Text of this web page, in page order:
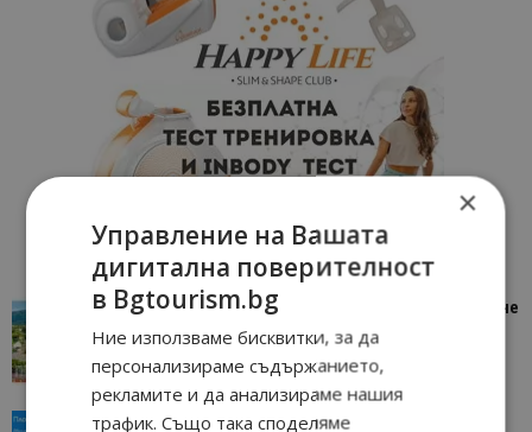
“Пощенска картичка от…”: Петрич – Изживяване
отвъд очакваното
Петрич 11/07/2026 11:22
“Пощенска картичка от…”: Пловдив, градът на
×
Управление на Вашата
дигитална поверителност
в Bgtourism.bg
Ние използваме бисквитки, за да
персонализираме съдържанието,
рекламите и да анализираме нашия
трафик. Също така споделяме